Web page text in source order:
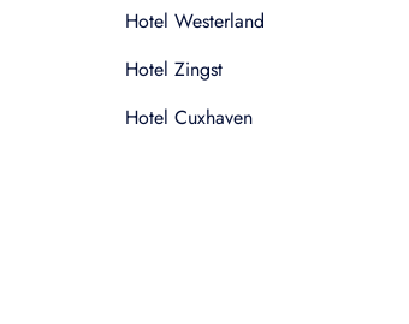
Hotel Westerland
Hotel Zingst
Hotel Cuxhaven